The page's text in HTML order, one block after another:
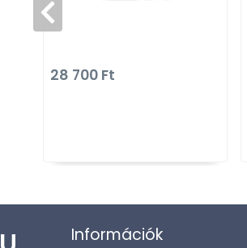
28 700 Ft
Információk